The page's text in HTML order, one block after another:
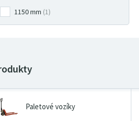
1150 mm (1)
Paletové vozíky